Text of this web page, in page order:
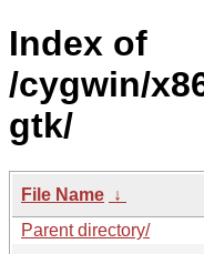
Index of
/cygwin/
gtk/
File Name ↓
Parent directory/